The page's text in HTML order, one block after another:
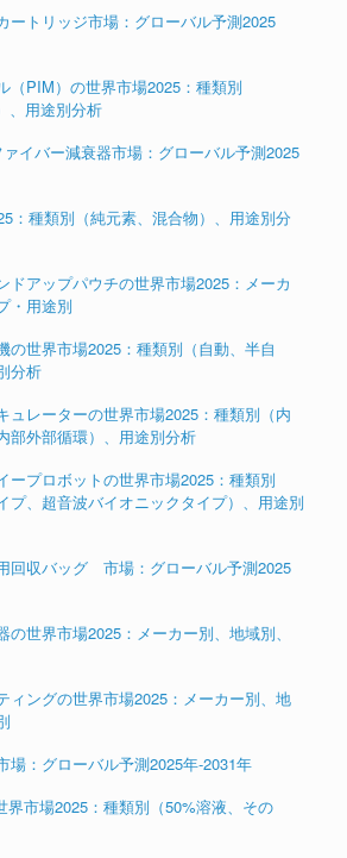
ートリッジ市場：グローバル予測2025
（PIM）の世界市場2025：種類別
、用途別分析
イバー減衰器市場：グローバル予測2025
：種類別（純元素、混合物）、用途別分
ドアップパウチの世界市場2025：メーカ
・用途別
の世界市場2025：種類別（自動、半自
分析
ュレーターの世界市場2025：種類別（内
部外部循環）、用途別分析
ープロボットの世界市場2025：種類別
プ、超音波バイオニックタイプ）、用途別
回収バッグ 市場：グローバル予測2025
世界市場2025：メーカー別、地域別、
ィングの世界市場2025：メーカー別、地
場：グローバル予測2025年-2031年
界市場2025：種類別（50%溶液、その